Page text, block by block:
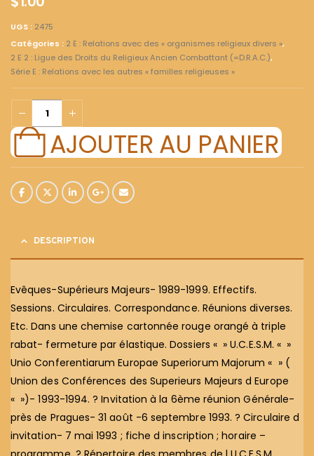
UGS : 2475
Catégories : 2 E : Relations avec des « organismes religieux divers »,
2 E 2 : Ligue des Droits du Religieux Ancien Combattant (=D.R.A.C.),
Série E : Relations avec les autres « familles religieuses »
AJOUTER AU PANIER
DESCRIPTION
Evêques-Supérieurs Majeurs- 1989-1999. Effectifs.
Sessions. Circulaires. Correspondance. Réunions diverses.
Etc. Dans une chemise cartonnée rouge orangé à triple
rabat- fermeture par élastique. Dossiers « » U.C.E.S.M. « »
Unio Conferentiarum Europae Superiorum Majorum « » (
Union des Conférences des Superieurs Majeurs d Europe
« »)- 1993-1994. ? Invitation à la 6ème réunion Générale-
près de Pragues- 31 août -6 septembre 1993. ? Circulaire d
invitation- 7 mai 1993 ; fiche d inscription ; horaire –